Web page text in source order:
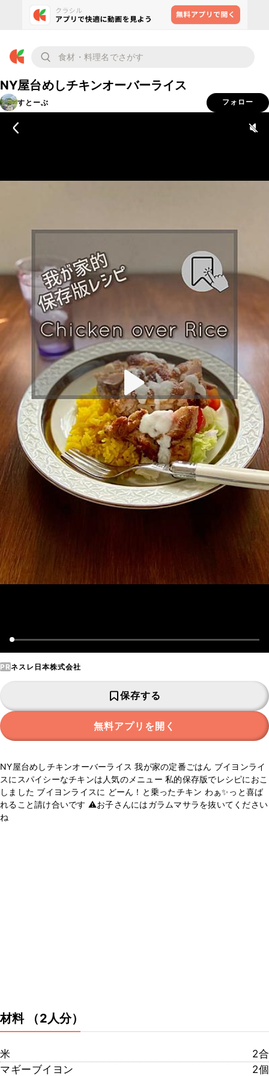
NY屋台めしチキンオーバーライス
すとーぶ フォロー
PRネスレ日本株式会社
保存する
無料アプリを開く
NY屋台めしチキンオーバーライス 我が家の定番ごはん ブイヨンライ
スにスパイシーなチキンは人気のメニュー 私的保存版でレシピにおこ
しました ブイヨンライスに どーん！と乗ったチキン わぁ✨っと喜ば
れること請け合いです ⚠️お子さんにはガラムマサラを抜いてください
ね
材料 （2人分）
米
2合
マギーブイヨン
2個